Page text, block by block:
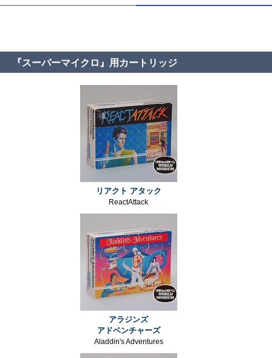
『スーパーマイクロ』用カートリッジ
リアクト アタック
ReactAttack
アラジンズ
アドベンチャーズ
Aladdin's Adventures